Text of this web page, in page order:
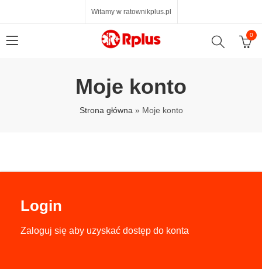
Witamy w ratownikplus.pl
0
Moje konto
Strona główna » Moje konto
Login
Zaloguj się aby uzyskać dostęp do konta